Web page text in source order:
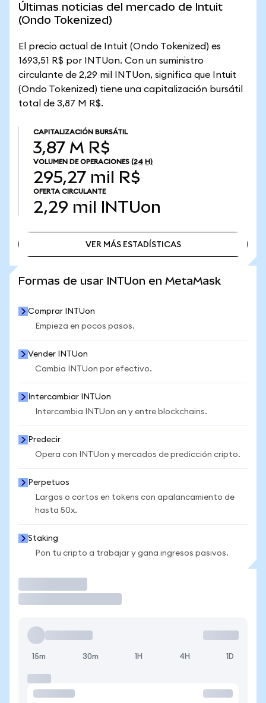
Últimas noticias del mercado de Intuit
(Ondo Tokenized)
El precio actual de Intuit (Ondo Tokenized) es
1693,51 R$ por INTUon. Con un suministro
circulante de 2,29 mil INTUon, significa que Intuit
(Ondo Tokenized) tiene una capitalización bursátil
total de 3,87 M R$.
CAPITALIZACIÓN BURSÁTIL
3,87 M R$
VOLUMEN DE OPERACIONES (24 H)
295,27 mil R$
OFERTA CIRCULANTE
2,29 mil INTUon
VER MÁS ESTADÍSTICAS
Formas de usar INTUon en MetaMask
Comprar INTUon
Empieza en pocos pasos.
Vender INTUon
Cambia INTUon por efectivo.
Intercambiar INTUon
Intercambia INTUon en y entre blockchains.
Predecir
Opera con INTUon y mercados de predicción cripto.
Perpetuos
Largos o cortos en tokens con apalancamiento de
hasta 50x.
Staking
Pon tu cripto a trabajar y gana ingresos pasivos.
15m 30m 1H 4H 1D